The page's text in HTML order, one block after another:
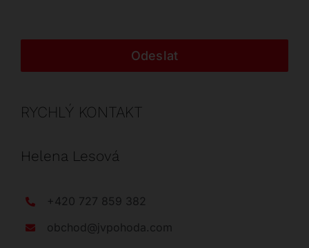
Odeslat
RYCHLÝ KONTAKT
Helena Lesová
+420 727 859 382
obchod@jvpohoda.com